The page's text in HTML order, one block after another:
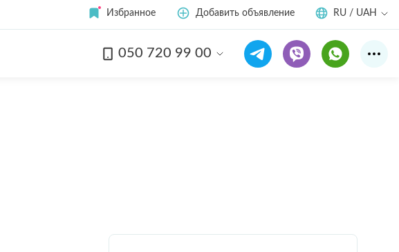
Избранное Добавить объявление RU / UAH
050 720 99 00Смотреть все6 фото